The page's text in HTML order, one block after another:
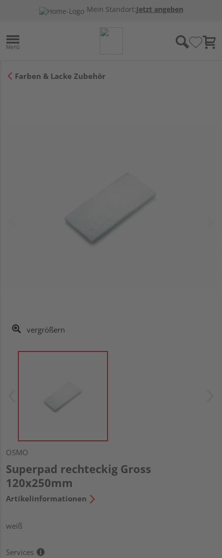
Mein Standort:Jetzt angeben
Farben & Lacke Zubehör
vergrößern
OSMO
Superpad rechteckig Gross
120x250mm
Artikelinformationen
weiß
Services